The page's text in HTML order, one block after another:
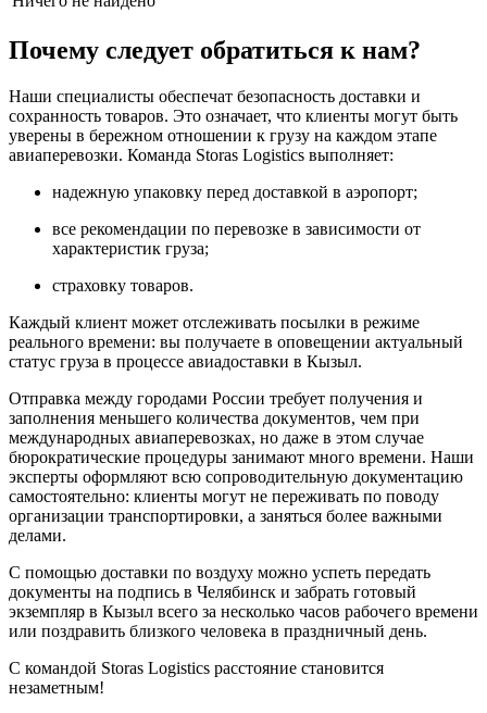
Почему следует обратиться к нам?
Наши специалисты обеспечат безопасность доставки и
сохранность товаров. Это означает, что клиенты могут быть
уверены в бережном отношении к грузу на каждом этапе
авиаперевозки. Команда Storas Logistics выполняет:
надежную упаковку перед доставкой в аэропорт;
все рекомендации по перевозке в зависимости от
характеристик груза;
страховку товаров.
Каждый клиент может отслеживать посылки в режиме
реального времени: вы получаете в оповещении актуальный
статус груза в процессе авиадоставки в Кызыл.
Отправка между городами России требует получения и
заполнения меньшего количества документов, чем при
международных авиаперевозках, но даже в этом случае
бюрократические процедуры занимают много времени. Наши
эксперты оформляют всю сопроводительную документацию
самостоятельно: клиенты могут не переживать по поводу
организации транспортировки, а заняться более важными
делами.
С помощью доставки по воздуху можно успеть передать
документы на подпись в Челябинск и забрать готовый
экземпляр в Кызыл всего за несколько часов рабочего времени
или поздравить близкого человека в праздничный день.
С командой Storas Logistics расстояние становится
незаметным!